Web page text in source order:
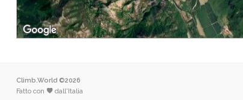
Climb.World ©2026
Fatto con
dall'Italia